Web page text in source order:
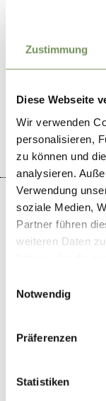
Zustimmung
Diese Webseite
Wir verwenden
personalisieren,
zu können und
analysieren.
Verwendung
soziale Medien,
Partner führen
weiteren Daten
Notwendig
Präferenzen
Statistiken